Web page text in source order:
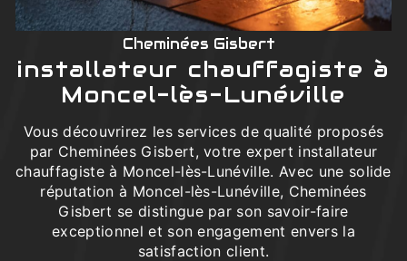
Cheminées Gisbert
installateur chauffagiste à
Moncel-lès-Lunéville
Vous découvrirez les services de qualité proposés
par Cheminées Gisbert, votre expert installateur
chauffagiste à Moncel-lès-Lunéville. Avec une solide
réputation à Moncel-lès-Lunéville, Cheminées
Gisbert se distingue par son savoir-faire
exceptionnel et son engagement envers la
satisfaction client.